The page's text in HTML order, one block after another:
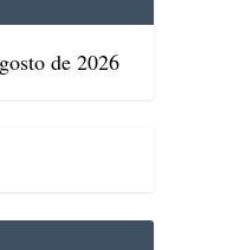
de 2026